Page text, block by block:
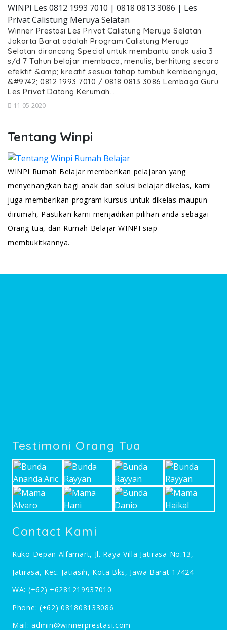
WINPI Les 0812 1993 7010 | 0818 0813 3086 | Les
Privat Calistung Meruya Selatan
Winner Prestasi Les Privat Calistung Meruya Selatan
Jakarta Barat adalah Program Calistung Meruya
Selatan dirancang Special untuk membantu anak usia 3
s/d 7 Tahun belajar membaca, menulis, berhitung secara
efektif &amp; kreatif sesuai tahap tumbuh kembangnya,
&#9742; 0812 1993 7010 / 0818 0813 3086 Lembaga Guru
Les Privat Datang Kerumah…
11-05-2020
Tentang Winpi
WINPI Rumah Belajar memberikan pelajaran yang
menyenangkan bagi anak dan solusi belajar dikelas, kami
juga memberikan program kursus untuk dikelas maupun
dirumah, Pastikan kami menjadikan pilihan anda sebagai
Orang tua, dan Rumah Belajar WINPI siap
membukitkannya.
Testimoni Orang Tua
Contact Kami
Ruko Depan Alfamart, Jl. Raya Villa Jatirasa No.13,
Jatirasa, Kec. Jatiasih, Kota Bks, Jawa Barat 17424
WA: (+62) +6281219937010
Phone: (+62) 081808133086
Mail:admin@winnerprestasi.com